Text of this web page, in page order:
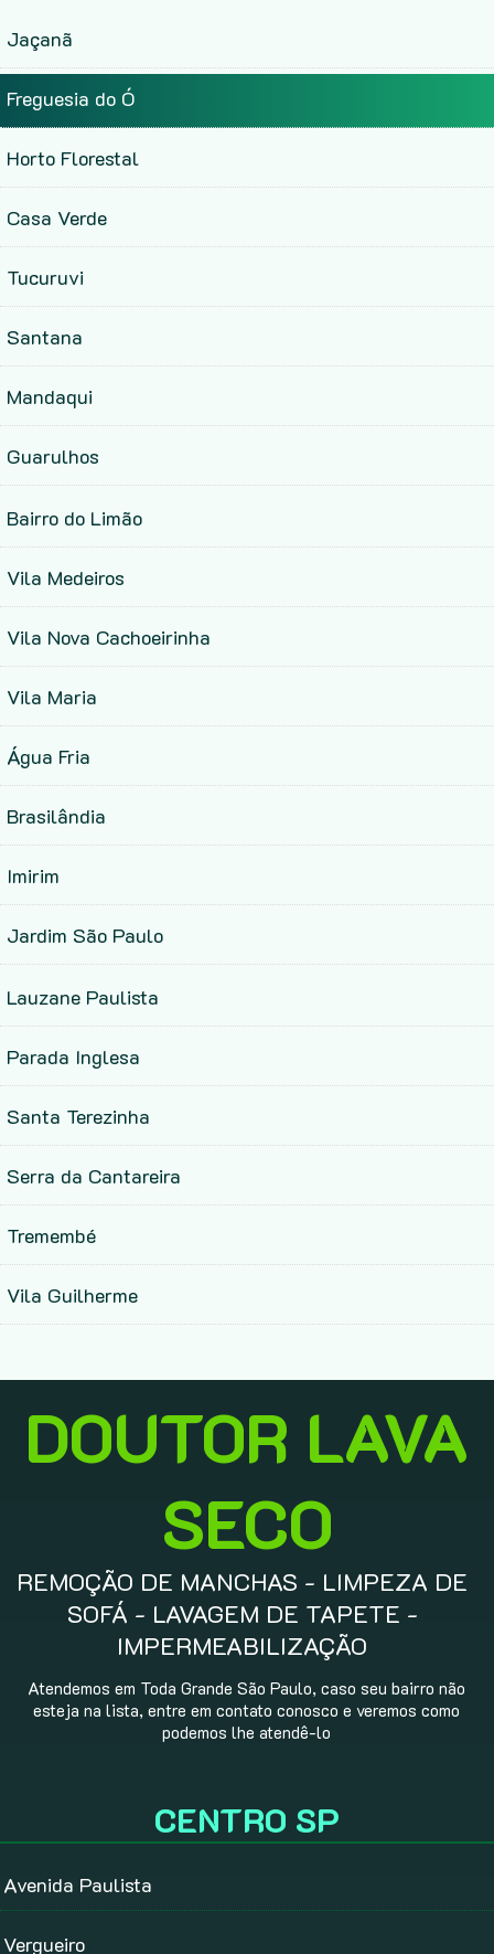
Jaçanã
Freguesia do Ó
Horto Florestal
Casa Verde
Tucuruvi
Santana
Mandaqui
Guarulhos
Bairro do Limão
Vila Medeiros
Vila Nova Cachoeirinha
Vila Maria
Água Fria
Brasilândia
Imirim
Jardim São Paulo
Lauzane Paulista
Parada Inglesa
Santa Terezinha
Serra da Cantareira
Tremembé
Vila Guilherme
DOUTOR LAVA
SECO
REMOÇÃO DE MANCHAS - LIMPEZA DE
SOFÁ - LAVAGEM DE TAPETE -
IMPERMEABILIZAÇÃO
Atendemos em Toda Grande São Paulo, caso seu bairro não
esteja na lista, entre em contato conosco e veremos como
podemos lhe atendê-lo
CENTRO SP
Avenida Paulista
Vergueiro